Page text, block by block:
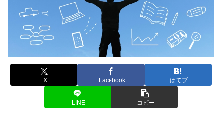
X Facebook はてブ
LINE コピー